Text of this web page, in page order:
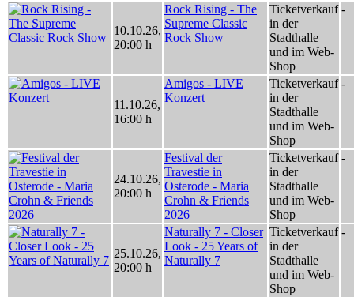
10.10.26,
20:00 h
Rock Rising - The
Supreme Classic
Rock Show
Ticketverkauf
in der
Stadthalle
und im Web-
Shop
-
11.10.26,
16:00 h
Amigos - LIVE
Konzert
Ticketverkauf
in der
Stadthalle
und im Web-
Shop
-
24.10.26,
20:00 h
Festival der
Travestie in
Osterode - Maria
Crohn & Friends
2026
Ticketverkauf
in der
Stadthalle
und im Web-
Shop
-
25.10.26,
20:00 h
Naturally 7 - Closer
Look - 25 Years of
Naturally 7
Ticketverkauf
in der
Stadthalle
und im Web-
Shop
-